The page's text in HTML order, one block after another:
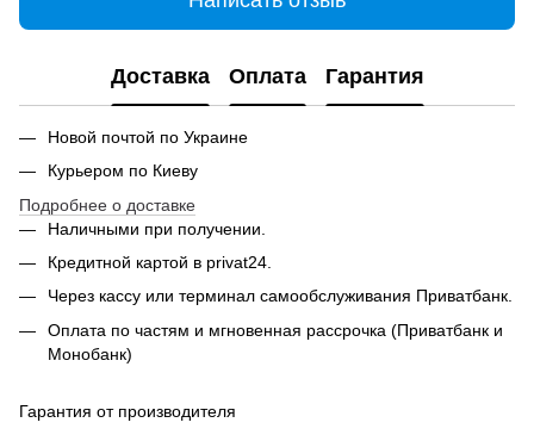
Доставка Оплата Гарантия
Новой почтой по Украине
Курьером по Киеву
Подробнее о доставке
Наличными при получении.
Кредитной картой в privat24.
Через кассу или терминал самообслуживания Приватбанк.
Оплата по частям и мгновенная рассрочка (Приватбанк и
Монобанк)
Гарантия от производителя